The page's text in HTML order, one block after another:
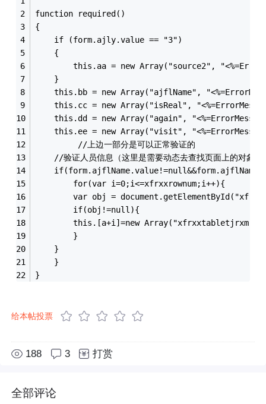
function required()
	if (form.ajly.value == "3")
	{
this.aa = new Array("source2",
	}
this.bb = new Array("ajflName",
this.cc = new Array("isReal",
this.dd = new Array("again",
this.ee = new Array("visit",
         //上边一部分是可以正常验证的
//验证人员信息（这里是需要动态去查找页面上的对象进
		for(var i=0;i<=xfrxxrownum;i++){
var obj =
		if(obj!=null){
this.[a+i]=new
		}
	}
	}
}
给本帖投票
188 3 打赏
全部评论